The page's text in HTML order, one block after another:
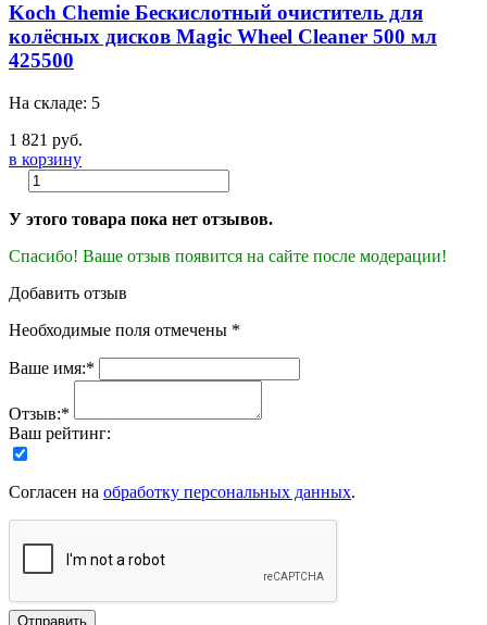
Koch Chemie Бескислотный очиститель для
колёсных дисков Magic Wheel Cleaner 500 мл
425500
На складе: 5
1 821 руб.
в корзину
У этого товара пока нет отзывов.
Спасибо! Ваше отзыв появится на сайте после модерации!
Добавить отзыв
Необходимые поля отмечены *
Ваше имя:*
Отзыв:*
Ваш рейтинг:
Согласен на обработку персональных данных.